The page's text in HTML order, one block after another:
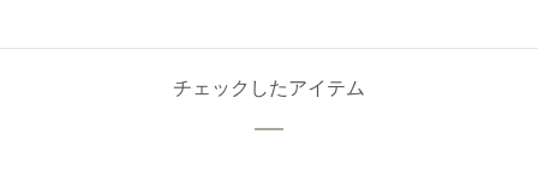
チェックしたアイテム